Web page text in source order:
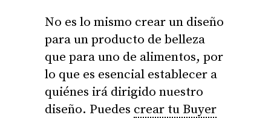
No es lo mismo crear un diseño
para un producto de belleza
que para uno de alimentos, por
lo que es esencial establecer a
quiénes irá dirigido nuestro
diseño. Puedes crear tu Buyer